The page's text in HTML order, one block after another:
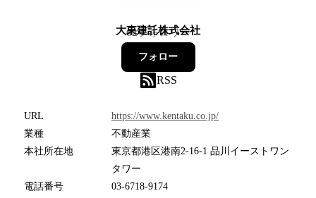
大東建託株式会社
62フォロワー
フォロー
RSS
URL
https://www.kentaku.co.jp/
業種
不動産業
本社所在地
東京都港区港南2-16-1 品川イーストワン
タワー
電話番号
03-6718-9174